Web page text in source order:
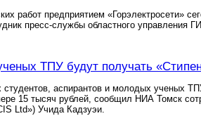
работ предприятием «Горэлектросети»
пресс-службы областного управления
ТПУ будут получать
студентов, аспирантов и молодых ученых
15 тысяч рублей, сообщил НИА Томск
Ltd») Учида Кадзуэи.